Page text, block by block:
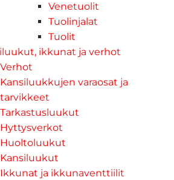
Venetuolit
Tuolinjalat
Tuolit
ikkunat ja verhot
Verhot
Kansiluukkujen varaosat ja
tarvikkeet
Tarkastusluukut
Hyttysverkot
Huoltoluukut
Kansiluukut
Ikkunat ja ikkunaventtiilit